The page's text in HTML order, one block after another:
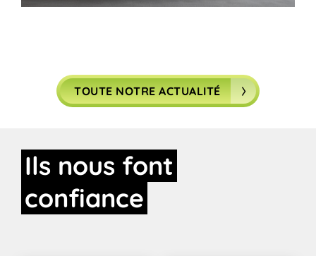
TOUTE NOTRE ACTUALITÉ
Ils nous font
confiance